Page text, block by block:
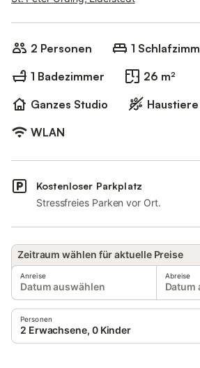
2 Personen
1
1 Badezimmer
26 m²
Ganzes Studio
WLAN
Kostenloser Parkplatz
Stressfreies Parken vor Ort.
Zeitraum wählen für aktuelle Preise
Anreise
Datum auswählen
Abreise
Datum
Personen
2 Erwachsene, 0 Kinder